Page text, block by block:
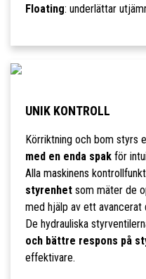
Floating: underlättar
UNIK KONTROLL
Körriktning och bom styrs
med en enda spakför
Alla maskinens
styrenhetsom mäter de
med hjälp av ett avancerat
De hydrauliska
och bättre respons på
effektivare.